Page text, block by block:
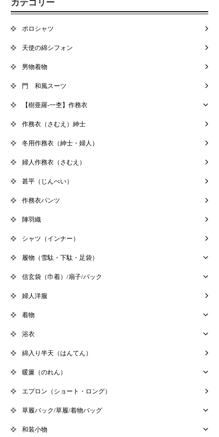
カテゴリー
ポロシャツ
天使の綿シフォン
男物着物
門 和風スーツ
【樹亜羅-一杢】作務衣
作務衣（さむえ）紳士
冬用作務衣（紳士・婦人）
婦人作務衣（さむえ）
甚平（じんべい）
作務衣パンツ
陣羽織
シャツ（インナー）
履物（雪駄・下駄・足袋）
信玄袋（巾着）/扇子/バック
婦人洋服
着物
浴衣
綿入り半天（はんてん）
暖簾（のれん）
エプロン（ショート・ロング）
草履バック/草履/着物バッグ
和装小物